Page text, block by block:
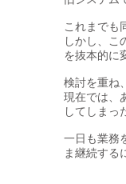
これまでも
しかし、こ
を抜本的に
検討を重ね
現在では、
してしまっ
一日も業務
ま継続する